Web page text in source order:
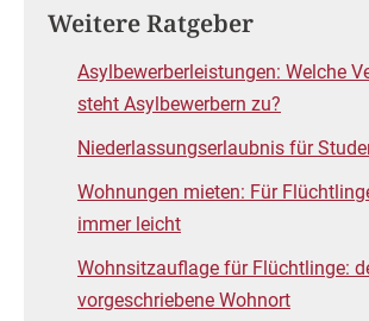
Weitere Ratgeber
Asylbewerberleistungen: Welche
steht Asylbewerbern zu?
Niederlassungserlaubnis für
Wohnungen mieten: Für
immer leicht
Wohnsitzauflage für Flüchtlinge:
vorgeschriebene Wohnort